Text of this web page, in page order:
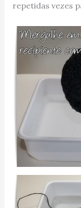
repetidas vezes